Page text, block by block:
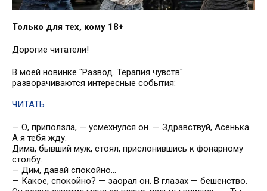
Только для тех, кому 18+
Дорогие читатели!
В моей новинке "Развод. Терапия чувств"
разворачиваются интересные события:
ЧИТАТЬ
— О, приползла, — усмехнулся он. — Здравствуй, Асенька.
А я тебя жду.
Дима, бывший муж, стоял, прислонившись к фонарному
столбу.
— Дим, давай спокойно...
— Какое, спокойно? — заорал он. В глазах — бешенство.